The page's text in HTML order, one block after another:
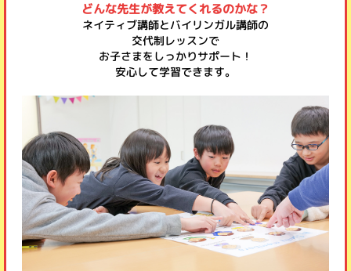
どんな先生が教えてくれるのかな？
ネイティブ講師とバイリンガル講師の
交代制レッスンで
お子さまをしっかりサポート！
安心して学習できます。